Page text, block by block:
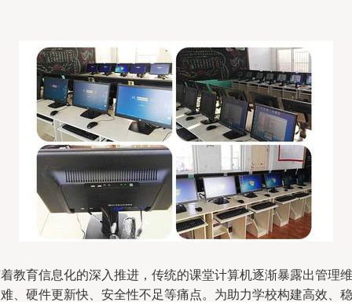
教育信息化的深入推进，传统的课堂计算机逐渐暴露出管理维
、硬件更新快、安全性不足等痛点。为助力学校构建高效、稳